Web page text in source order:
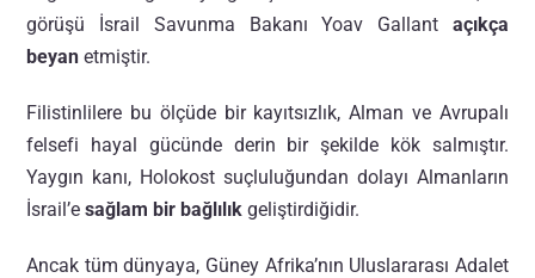
görüşü İsrail Savunma Bakanı Yoav Gallant açıkça
beyanetmiştir.
Filistinlilere bu ölçüde bir kayıtsızlık, Alman ve Avrupalı
felsefi hayal gücünde derin bir şekilde kök salmıştır.
Yaygın kanı, Holokost suçluluğundan dolayı Almanların
İsrail’esağlam bir bağlılıkgeliştirdiğidir.
Ancak tüm dünyaya, Güney Afrika’nın Uluslararası Adalet